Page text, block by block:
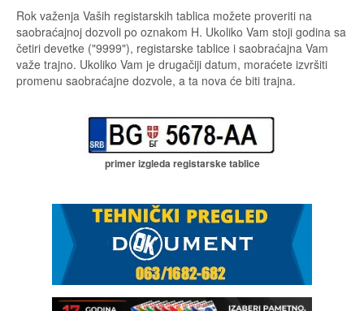
Rok važenja Vaših registarskih tablica možete proveriti na
saobraćajnoj dozvoli po oznakom H. Ukoliko Vam stoji godina sa
četiri devetke ("9999"), registarske tablice i saobraćajna Vam
važe trajno. Ukoliko Vam je drugačiji datum, moraćete izvršiti
promenu saobraćajne dozvole, a ta nova će biti trajna.
primer izgleda registarske tablice